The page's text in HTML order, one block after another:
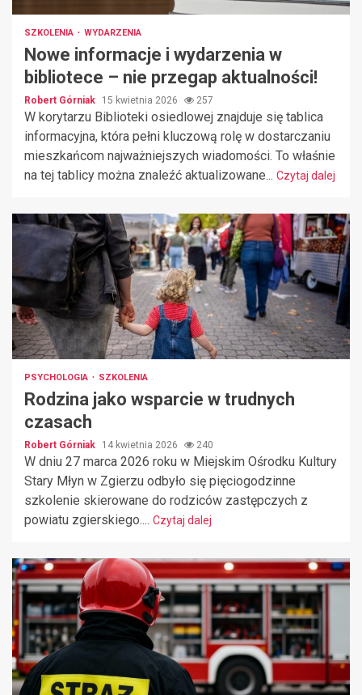
SZKOLENIA WYDARZENIA
Nowe informacje i wydarzenia w
bibliotece – nie przegap aktualności!
Robert Górniak 15 kwietnia 2026 257
W korytarzu Biblioteki osiedlowej znajduje się tablica
informacyjna, która pełni kluczową rolę w dostarczaniu
mieszkańcom najważniejszych wiadomości. To właśnie
na tej tablicy można znaleźć aktualizowane... Czytaj dalej
PSYCHOLOGIA SZKOLENIA
Rodzina jako wsparcie w trudnych
czasach
Robert Górniak 14 kwietnia 2026 240
W dniu 27 marca 2026 roku w Miejskim Ośrodku Kultury
Stary Młyn w Zgierzu odbyło się pięciogodzinne
szkolenie skierowane do rodziców zastępczych z
powiatu zgierskiego.... Czytaj dalej